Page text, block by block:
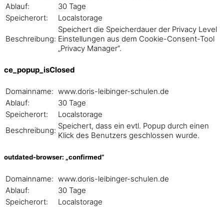
Ablauf:
30 Tage
Speicherort:
Localstorage
Beschreibung:
Speichert die Speicherdauer der Privacy Level
Einstellungen aus dem Cookie-Consent-Tool
„Privacy Manager“.
ce_popup_isClosed
Domainname: www.doris-leibinger-schulen.de
Ablauf:
30 Tage
Speicherort:
Localstorage
Beschreibung: Speichert, dass ein evtl. Popup durch einen
Klick des Benutzers geschlossen wurde.
outdated-browser: „confirmed“
Domainname: www.doris-leibinger-schulen.de
Ablauf:
30 Tage
Speicherort:
Localstorage